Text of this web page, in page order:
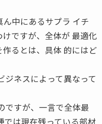
ん中にあるサプラ イチ
ですが、全体が 最適化
るとは、具体 的にはど
ジネスによって異なって
ですが、一言で全体最
では現在残っている部材